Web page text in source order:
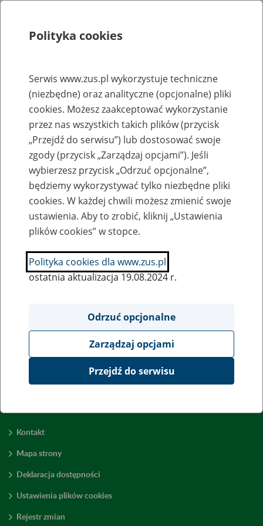
Rejestry, ewidencje i archiwa
Baza zlikwidowanych lub
przekształconych zakładów pracy
Nazwa zakładu pracy:
SZUKAJ
Wyświetl wszystkie
Kontakt
Mapa strony
Deklaracja dostępności
Ustawienia plików cookies
Rejestr zmian
Polityka cookies
Serwis www.zus.pl wykorzystuje techniczne
(niezbędne) oraz analityczne (opcjonalne) pliki
cookies. Możesz zaakceptować wykorzystanie
przez nas wszystkich takich plików (przycisk
„Przejdź do serwisu”) lub dostosować swoje
zgody (przycisk „Zarządzaj opcjami”). Jeśli
wybierzesz przycisk „Odrzuć opcjonalne”,
będziemy wykorzystywać tylko niezbędne pliki
cookies. W każdej chwili możesz zmienić swoje
ustawienia. Aby to zrobić, kliknij „Ustawienia
plików cookies” w stopce.
Polityka cookies dla www.zus.pl
ostatnia aktualizacja 19.08.2024 r.
Odrzuć opcjonalne
Zarządzaj opcjami
Przejdź do serwisu